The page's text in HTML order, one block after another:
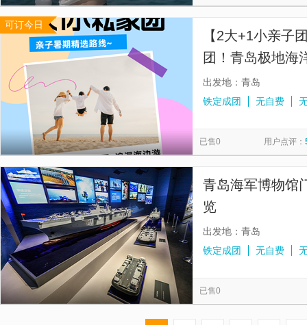
可订今日
【2大+1小亲子
团！青岛极地海
玩一日丨不拼人
出发地：青岛
铁定成团
无自费
已售0 用户点评：
青岛海军博物馆
览
出发地：青岛
铁定成团
无自费
已售0